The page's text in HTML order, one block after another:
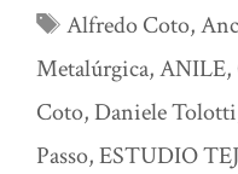
Etiquetas
Alfredo Coto,
Metalúrgica,ANILE,
Coto,Daniele Tolotti
Passo,ESTUDIO